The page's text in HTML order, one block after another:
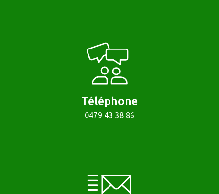
Téléphone
0479 43 38 86